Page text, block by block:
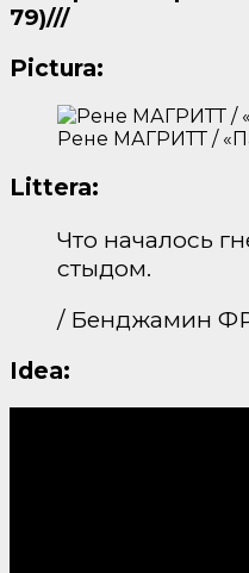
79)///
Pictura:
Рене МАГРИТТ /
Littera:
Что началось
стыдом.
/ Бенджамин
Idea: